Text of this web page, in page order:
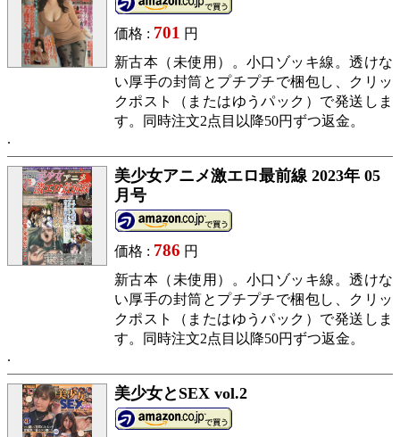
価格 : 701 円
新古本（未使用）。小口ゾッキ線。透けな
い厚手の封筒とプチプチで梱包し、クリッ
クポスト（またはゆうパック）で発送しま
す。同時注文2点目以降50円ずつ返金。
美少女アニメ激エロ最前線 2023年 05
月号
価格 : 786 円
新古本（未使用）。小口ゾッキ線。透けな
い厚手の封筒とプチプチで梱包し、クリッ
クポスト（またはゆうパック）で発送しま
す。同時注文2点目以降50円ずつ返金。
美少女とSEX vol.2